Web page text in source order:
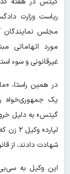
ریاست وزارت
مجلس نمایندگان
مورد اتهاماتی
غیرقانونی و سوء
در همین راستا،
یک جمهوری‌خواه
گیتس» به دلیل
شهادت دادند، از
این وکیل به